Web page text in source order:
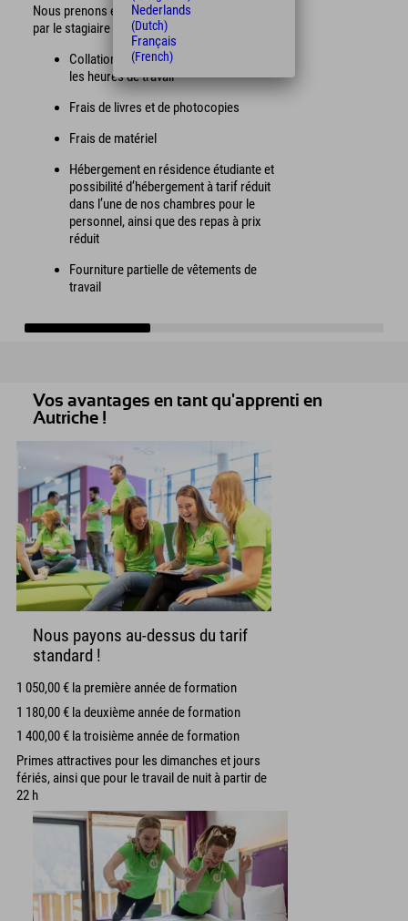
Nous prenons en charge certains frais engagés
par le stagiaire :
Collations et boissons gratuites pendant
les heures de travail
Frais de livres et de photocopies
Frais de matériel
Hébergement en résidence étudiante et
possibilité d’hébergement à tarif réduit
dans l’une de nos chambres pour le
personnel, ainsi que des repas à prix
réduit
Fourniture partielle de vêtements de
travail
Vos avantages en tant qu'apprenti en
Autriche !
Nous payons au-dessus du tarif
standard !
1 050,00 € la première année de formation
1 180,00 € la deuxième année de formation
1 400,00 € la troisième année de formation
Primes attractives pour les dimanches et jours
fériés, ainsi que pour le travail de nuit à partir de
22 h
Nederlands
(Dutch)
Français
(French)